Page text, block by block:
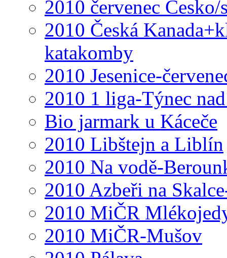
2010 červenec
2010 Česká
katakomby
2010 Jesenice-
2010 1 liga-Týnec
Bio jarmark u Káceče
2010 Libštejn a Liblín
2010 Na vodě-
2010 Azbeři na
2010 MiČR
2010 MiČR-Mušov